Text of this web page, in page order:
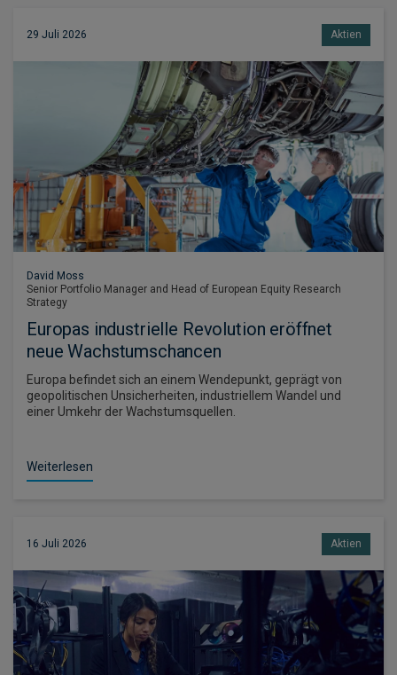
29 Juli 2026 Aktien
David Moss
Senior Portfolio Manager and Head of European Equity Research
Strategy
Europas industrielle Revolution eröffnet
neue Wachstumschancen
Europa befindet sich an einem Wendepunkt, geprägt von
geopolitischen Unsicherheiten, industriellem Wandel und
einer Umkehr der Wachstumsquellen.
Weiterlesen
16 Juli 2026 Aktien